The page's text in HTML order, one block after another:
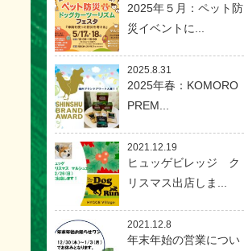
2025年５月：ペット防
災イベントに...
2025.8.31
2025年春：KOMORO
PREM...
2021.12.19
ヒュッゲビレッジ ク
リスマス出店しま...
2021.12.8
年末年始の営業につい